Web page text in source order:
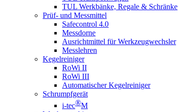
TUL Werkbänke, Regale & Schränke
Prüf- und Messmittel
Safecontrol 4.0
Messdorne
Ausrichtmittel für Werkzeugwechsler
Messlehren
Kegelreiniger
RoWi II
RoWi III
Automatischer Kegelreiniger
Schrumpfgerät
i-tec®M